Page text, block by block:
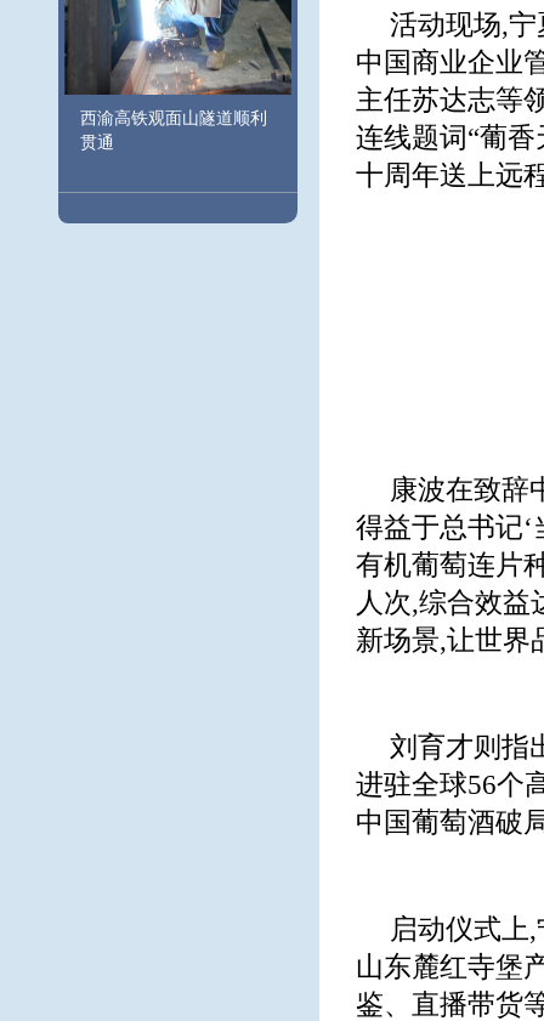
西渝高铁观面山隧道顺利
贯通
活动现场,
中国商业企业
主任苏达志等
连线题词“葡
十周年送上远
康波在致辞
得益于总书记
有机葡萄连片
人次,综合效益
新场景,让世界
刘育才则指
进驻全球56个
中国葡萄酒破
启动仪式上
山东麓红寺堡
鉴、直播带货